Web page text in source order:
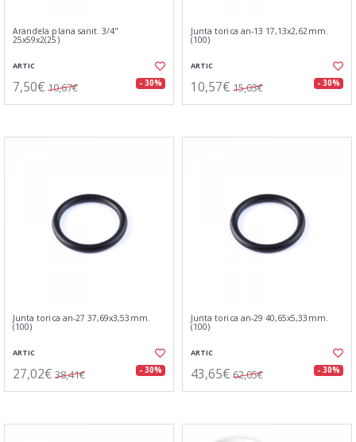
Arandela plana sanit. 3/4"
25x59x2(25)
ARTIC
7,50€ 10,67€ - 30%
Junta torica an-13 17,13x2,62mm.
(100)
ARTIC
10,57€ 15,03€ - 30%
Junta torica an-27 37,69x3,53mm.
(100)
ARTIC
27,02€ 38,41€ - 30%
Junta torica an-29 40,65x5,33mm.
(100)
ARTIC
43,65€ 62,05€ - 30%